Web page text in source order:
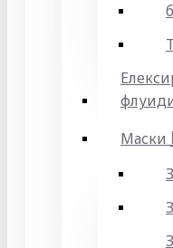
Маски